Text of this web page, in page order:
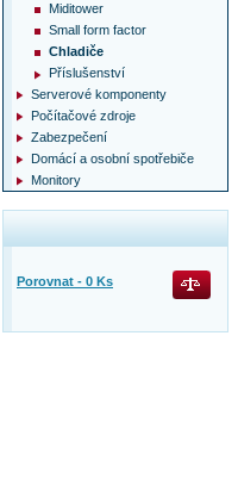
Miditower
Small form factor
Chladiče
Příslušenství
Serverové komponenty
Počítačové zdroje
Zabezpečení
Domácí a osobní spotřebiče
Monitory
Porovnat - 0 Ks